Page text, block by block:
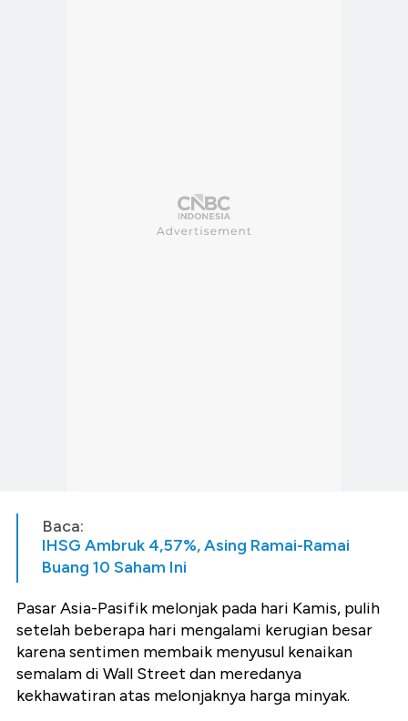
Baca:
IHSG Ambruk 4,57%, Asing Ramai-Ramai
Buang 10 Saham Ini
Pasar Asia-Pasifik melonjak pada hari Kamis, pulih
setelah beberapa hari mengalami kerugian besar
karena sentimen membaik menyusul kenaikan
semalam di Wall Street dan meredanya
kekhawatiran atas melonjaknya harga minyak.